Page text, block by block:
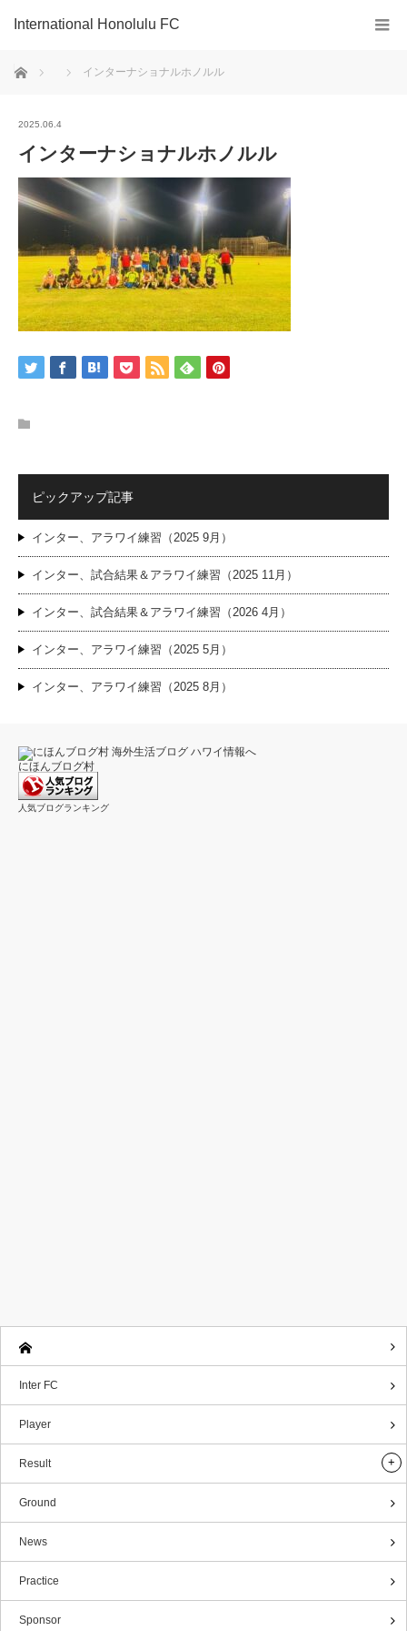
International Honolulu FC
ホーム インターナショナルホノルル
2025.06.4
インターナショナルホノルル
ピックアップ記事
インター、アラワイ練習（2025 9月）
インター、試合結果＆アラワイ練習（2025 11月）
インター、試合結果＆アラワイ練習（2026 4月）
インター、アラワイ練習（2025 5月）
インター、アラワイ練習（2025 8月）
にほんブログ村
人気ブログランキング
Inter FC
Player
Result
Ground
News
Practice
Sponsor